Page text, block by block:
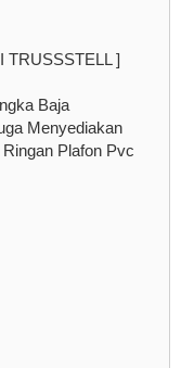
TRUSSSTELL ]
Baja
Menyediakan
Plafon Pvc